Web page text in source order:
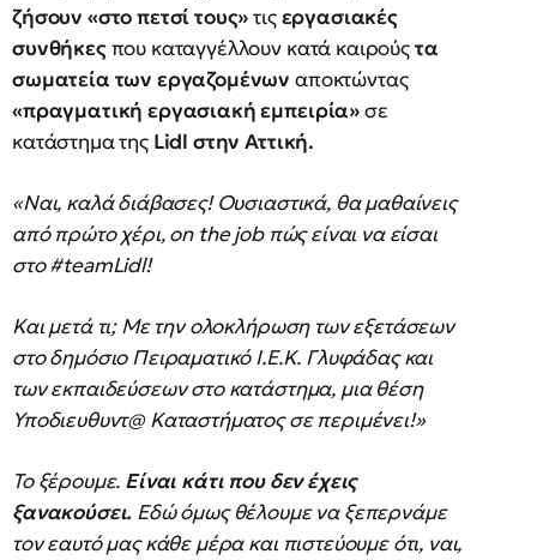
ζήσουν «στο πετσί τους»τιςεργασιακές
συνθήκεςπου καταγγέλλουν κατά καιρούςτα
σωματεία των εργαζομένων αποκτώντας
«πραγματική εργασιακή εμπειρία»σε
κατάστημα της Lidl στην Αττική.
«Ναι, καλά διάβασες! Ουσιαστικά, θα μαθαίνεις
από πρώτο χέρι, on the job πώς είναι να είσαι
στο #teamLidl!
Και μετά τι; Με την ολοκλήρωση των εξετάσεων
στο δημόσιο Πειραματικό Ι.Ε.Κ. Γλυφάδας και
των εκπαιδεύσεων στο κατάστημα, μια θέση
Υποδιευθυντ@ Καταστήματος σε περιμένει!»
Το ξέρουμε. Είναι κάτι που δεν έχεις
ξανακούσει. Εδώ όμως θέλουμε να ξεπερνάμε
τον εαυτό μας κάθε μέρα και πιστεύουμε ότι, ναι,